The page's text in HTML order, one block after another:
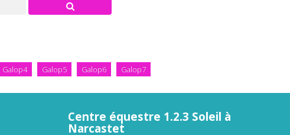
Galop4 Galop5 Galop6 Galop7
Centre équestre 1.2.3 Soleil à
Narcastet